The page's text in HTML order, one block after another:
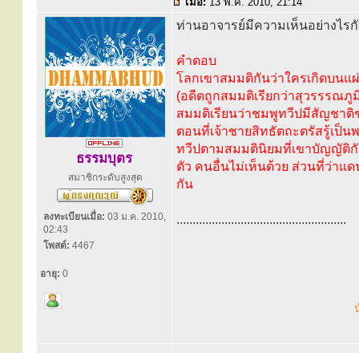
ธรรมบุตร
สมาชิกระดับสูงสุด
ลงทะเบียนเมื่อ: 03 ม.ค. 2010,
02:43
โพสต์: 4467
อายุ: 0
ท่านอาจารย์มีความเห็นอย่างไร
คำตอบ
โลกเขาสมมติกันว่าใครเกิดบน
(อดีตถูกสมมติเรียกว่าสุวรรรณภู
สมมติเรียนว่าชมพูทวีปมีสัญชาติ
ตอนที่เจ้าชายสิทธัตถะตรัสรู้เป็
ทวีปตามสมมตินิยมที่เขาบัญญัติกั
ตัว คนอื่นไม่เห็นด้วย ส่วนที่ว่าแ
กัน
.....................................................